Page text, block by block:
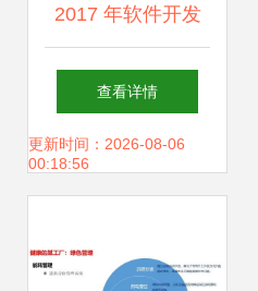
2017 年软件开发
人员需要面对的 7
个改变
查看详情
更新时间：2026-08-06
00:18:56